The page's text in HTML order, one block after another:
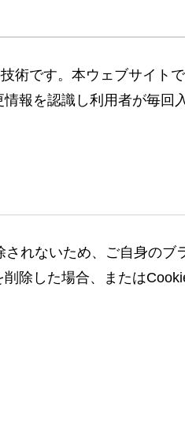
術です。本ウェブサイト
報を認識し利用者が毎回
れないため、ご自身のブ
除した場合、または